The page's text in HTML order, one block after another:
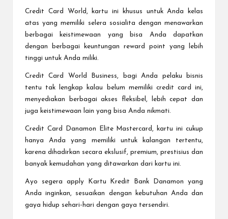
Credit Card World, kartu ini khusus untuk Anda kelas
atas yang memiliki selera sosialita dengan menawarkan
berbagai keistimewaan yang bisa Anda dapatkan
dengan berbagai keuntungan reward point yang lebih
tinggi untuk Anda miliki.
Credit Card World Business, bagi Anda pelaku bisnis
tentu tak lengkap kalau belum memiliki credit card ini,
menyediakan berbagai akses fleksibel, lebih cepat dan
juga keistimewaan lain yang bisa Anda nikmati.
Credit Card Danamon Elite Mastercard, kartu ini cukup
hanya Anda yang memiliki untuk kalangan tertentu,
karena dihadirkan secara ekslusif, premium, prestisius dan
banyak kemudahan yang ditawarkan dari kartu ini.
Ayo segera apply Kartu Kredit Bank Danamon yang
Anda inginkan, sesuaikan dengan kebutuhan Anda dan
gaya hidup sehari-hari dengan gaya tersendiri.